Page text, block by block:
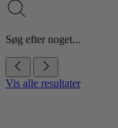
Søg efter noget...
Vis alle resultater